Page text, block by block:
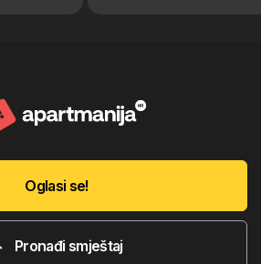
Oglasi se!
Pronađi smještaj